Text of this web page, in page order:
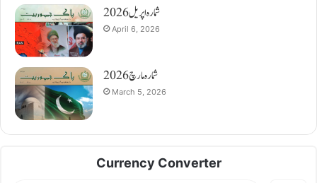
شمارہ اپریل 2026
April 6, 2026
شمارہ مارچ 2026
March 5, 2026
Currency Converter